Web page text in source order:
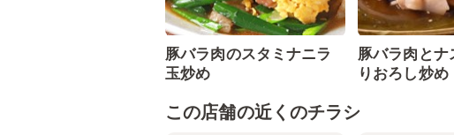
豚バラ肉のスタミナニラ
玉炒め
豚バラ肉とナ
りおろし炒め
この店舗の近くのチラシ